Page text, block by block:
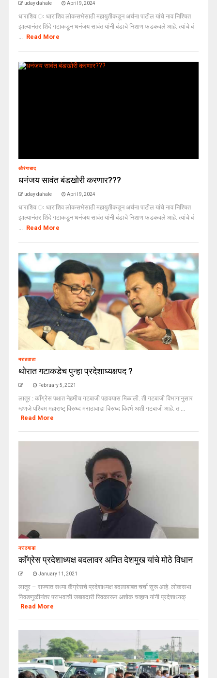
uday dahale April 9, 2024
धाराशिव ः धाराशिव लोकसभेसाठी महायुतीकडून अर्चना पाटील यांचे नाव निश्चित
झाल्यानंतर शिंदे गटाकडून धनंजय सावंत यांनी बंडाचे निशाण फडकवले आहे. त्यांचे बं
... Read More
औरंगाबाद
धनंजय सावंत बंडखोरी करणार???
uday dahale April 9, 2024
धाराशिव ः धाराशिव लोकसभेसाठी महायुतीकडून अर्चना पाटील यांचे नाव निश्चित
झाल्यानंतर शिंदे गटाकडून धनंजय सावंत यांनी बंडाचे निशाण फडकवले आहे. त्यांचे बं
... Read More
मराठवाडा
थोरात गटाकडेच पुन्हा प्रदेशाध्यक्षपद ?
February 5, 2021
लातूर : काँग्रेस पक्षात नेहमीच गटबाजी पहावयास मिळाली. ती गटबाजी विभागानुसार
म्हणजे पश्चिम महाराष्ट् विरुध्द मराठावाडा विरुध्द विदर्भ अशी गटबाजी आहे. त ...
Read More
मराठवाडा
काॅंग्रेस प्रदेशाध्यक्ष बदलावर अमित देशमुख यांचे मोठे विधान
January 11, 2021
लातूर – राज्यात सध्या कॅंग्रेसचे प्रदेशाध्यक्ष बदलाबाबत चर्चा सुरू आहे. लोकसभा
निवडणुकीनंतर पराभवाची जबाबदारी स्विकारून अशोक चव्हाण यांनी प्रदेशाध्यक् ...
Read More